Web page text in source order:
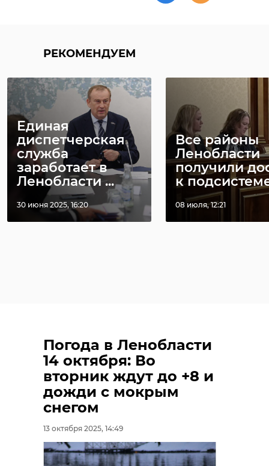
РЕКОМЕНДУЕМ
Единая
диспетчерская
служба
заработает в
Ленобласти ...
30 июня 2025, 16:20
Все районы
Ленобласти
получили
к
08 июля, 12:21
Погода в Ленобласти
14 октября: Во
вторник ждут до +8 и
дожди с мокрым
снегом
13 октября 2025, 14:49